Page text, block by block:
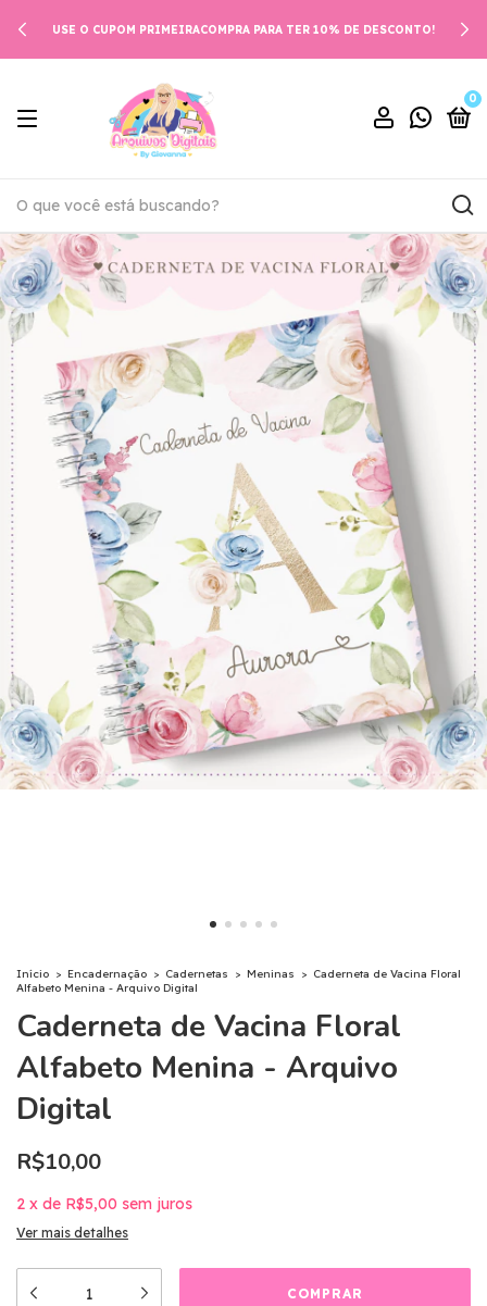
USE O CUPOM PRIMEIRACOMPRA PARA TER 10% DE DESCONTO!
0
Início > Encadernação > Cadernetas > Meninas > Caderneta de Vacina Floral
Alfabeto Menina - Arquivo Digital
Caderneta de Vacina Floral
Alfabeto Menina - Arquivo
Digital
R$10,00
2 x de R$5,00 sem juros
Ver mais detalhes